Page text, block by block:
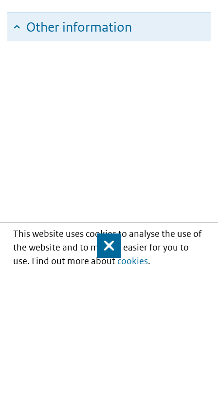
This website uses cookies to analyse the use of
the website and to make it easier for you to
use. Find out more aboutcookies.
Close
Other information